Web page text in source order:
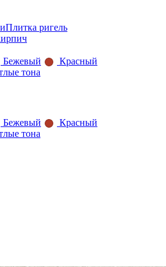
Плитка ригель
Бежевый
Красный
тона
Бежевый
Красный
тона